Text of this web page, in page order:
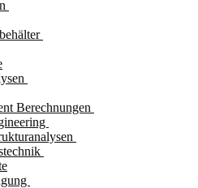
Berechnungen